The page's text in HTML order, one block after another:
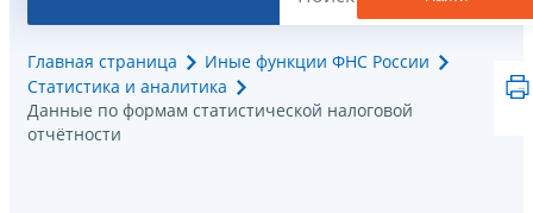
Главная страница
Иные функции ФНС России
Статистика и аналитика
Данные по формам статистической налоговой
отчётности